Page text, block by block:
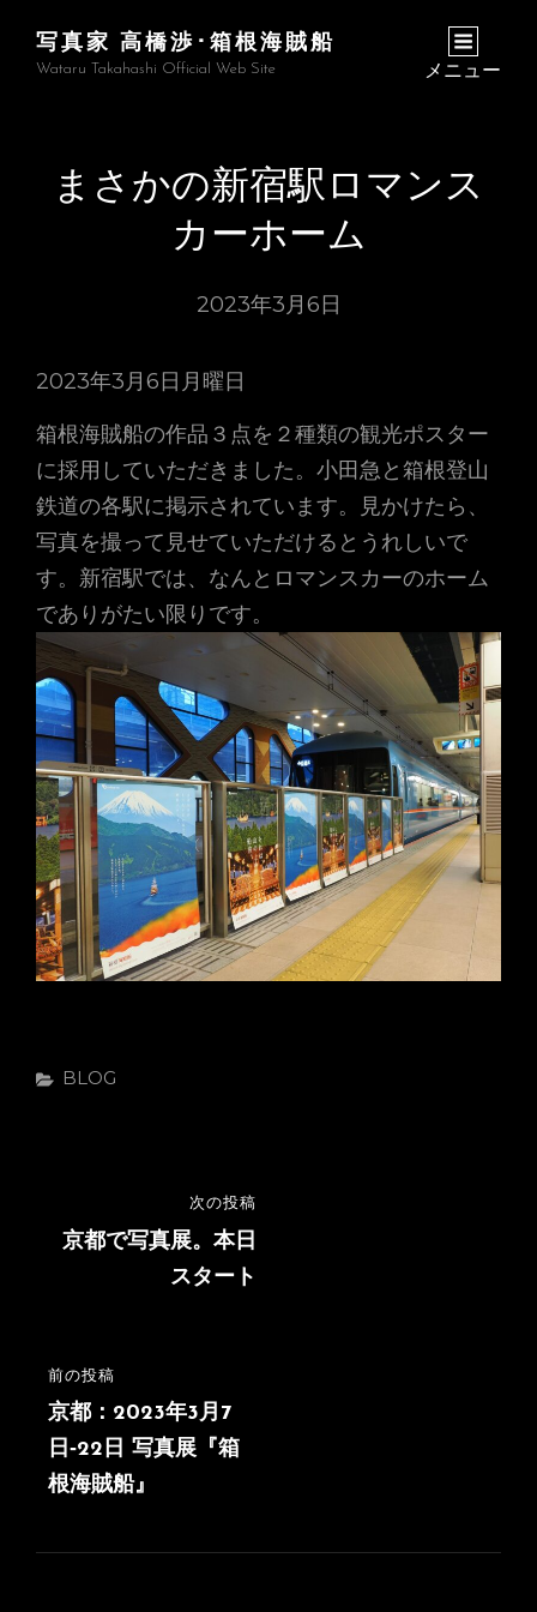
写真家 高橋渉･箱根海賊船
Wataru Takahashi Official Web Site メニュー
まさかの新宿駅ロマンス
カーホーム
2023年3月6日
2023年3月6日月曜日
箱根海賊船の作品３点を２種類の観光ポスター
に採用していただきました。小田急と箱根登山
鉄道の各駅に掲示されています。見かけたら、
写真を撮って見せていただけるとうれしいで
す。新宿駅では、なんとロマンスカーのホーム
でありがたい限りです。
カ
BLOG
稿
ゲ
ー
シ
ョ
前
の
投
稿
前の投稿
京都：2023年3月7
日‐22日 写真展『箱
根海賊船』
の
次の投稿
京都で写真展。本日
スタート